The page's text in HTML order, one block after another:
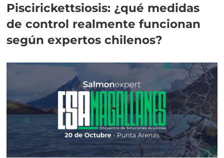
Piscirickettsiosis: ¿qué medidas
de control realmente funcionan
según expertos chilenos?